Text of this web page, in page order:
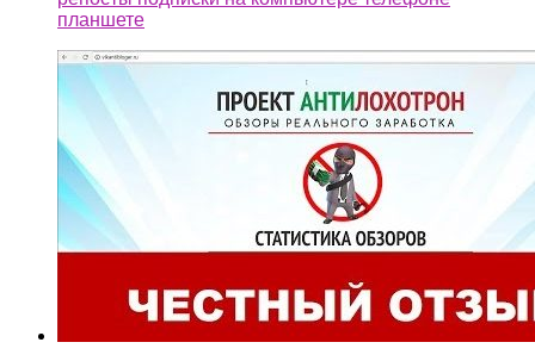
планшете